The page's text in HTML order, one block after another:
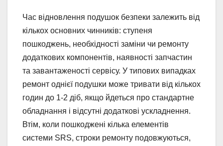
Час відновлення подушок безпеки залежить від
кількох основних чинників: ступеня
пошкоджень, необхідності заміни чи ремонту
додаткових компонентів, наявності запчастин
та завантаженості сервісу. У типових випадках
ремонт однієї подушки може тривати від кількох
годин до 1-2 діб, якщо йдеться про стандартне
обладнання і відсутні додаткові ускладнення.
Втім, коли пошкоджені кілька елементів
системи SRS, строки ремонту подовжуються,